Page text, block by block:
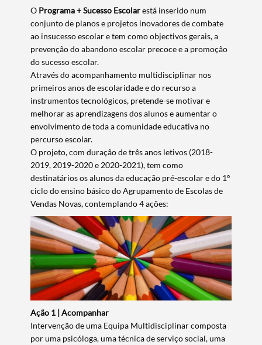
O Programa + Sucesso Escolarestá inserido num
conjunto de planos e projetos inovadores de combate
ao insucesso escolar e tem como objectivos gerais, a
prevenção do abandono escolar precoce e a promoção
do sucesso escolar.
Através do acompanhamento multidisciplinar nos
primeiros anos de escolaridade e do recurso a
instrumentos tecnológicos, pretende-se motivar e
melhorar as aprendizagens dos alunos e aumentar o
envolvimento de toda a comunidade educativa no
percurso escolar.
O projeto, com duração de três anos letivos (2018-
2019, 2019-2020 e 2020-2021), tem como
destinatários os alunos da educação pré-escolar e do 1º
ciclo do ensino básico do Agrupamento de Escolas de
Vendas Novas, contemplando 4 ações:
Ação 1 | Acompanhar
Intervenção de uma Equipa Multidisciplinar composta
por uma psicóloga, uma técnica de serviço social, uma